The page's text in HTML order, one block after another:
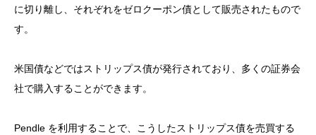
に切り離し、それぞれをゼロクーポン債として販売されたもので
す。
米国債などではストリップス債が発行されており、多くの証券会
社で購入することができます。
Pendle を利用することで、こうしたストリップス債を売買する